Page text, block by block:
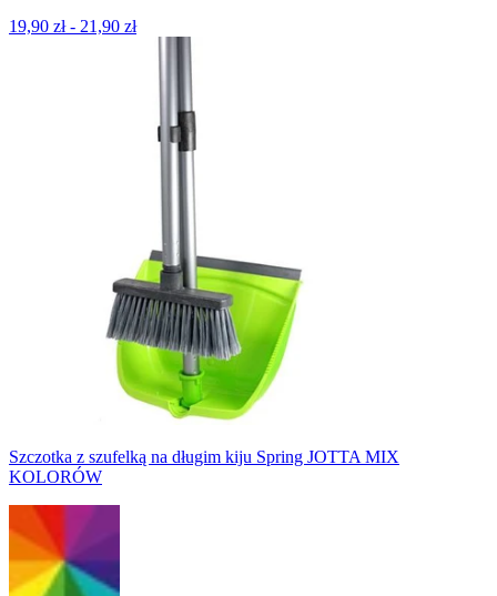
19,90 zł - 21,90 zł
Szczotka z szufelką na długim kiju Spring JOTTA MIX
KOLORÓW